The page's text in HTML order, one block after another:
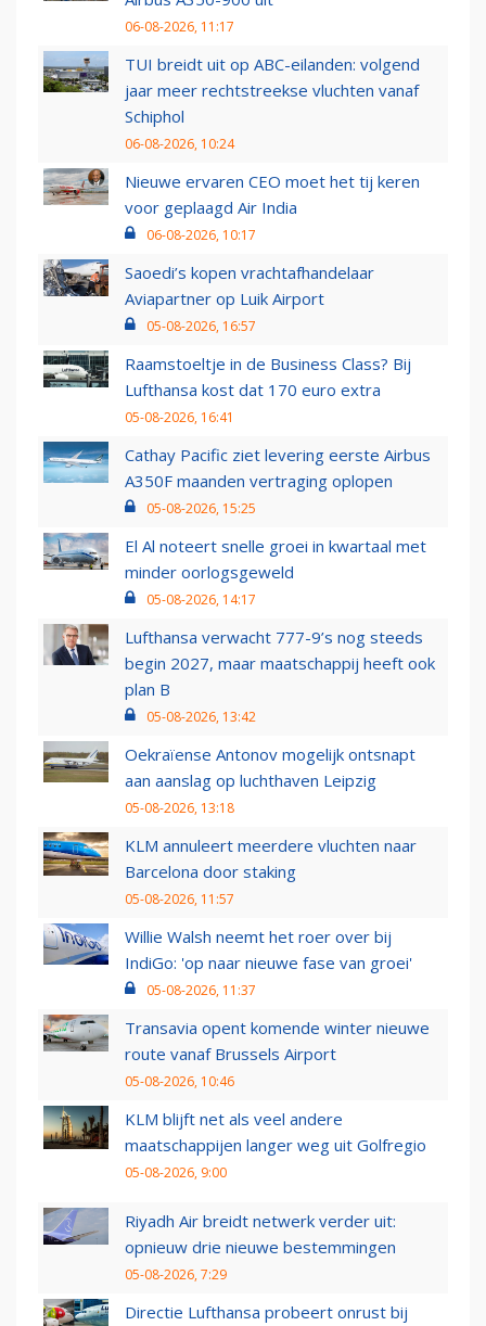
06-08-2026, 11:17
TUI breidt uit op ABC-eilanden: volgend
jaar meer rechtstreekse vluchten vanaf
Schiphol
06-08-2026, 10:24
Nieuwe ervaren CEO moet het tij keren
voor geplaagd Air India
06-08-2026, 10:17
Saoedi’s kopen vrachtafhandelaar
Aviapartner op Luik Airport
05-08-2026, 16:57
Raamstoeltje in de Business Class? Bij
Lufthansa kost dat 170 euro extra
05-08-2026, 16:41
Cathay Pacific ziet levering eerste Airbus
A350F maanden vertraging oplopen
05-08-2026, 15:25
El Al noteert snelle groei in kwartaal met
minder oorlogsgeweld
05-08-2026, 14:17
Lufthansa verwacht 777-9’s nog steeds
begin 2027, maar maatschappij heeft ook
plan B
05-08-2026, 13:42
Oekraïense Antonov mogelijk ontsnapt
aan aanslag op luchthaven Leipzig
05-08-2026, 13:18
KLM annuleert meerdere vluchten naar
Barcelona door staking
05-08-2026, 11:57
Willie Walsh neemt het roer over bij
IndiGo: 'op naar nieuwe fase van groei'
05-08-2026, 11:37
Transavia opent komende winter nieuwe
route vanaf Brussels Airport
05-08-2026, 10:46
KLM blijft net als veel andere
maatschappijen langer weg uit Golfregio
05-08-2026, 9:00
Riyadh Air breidt netwerk verder uit:
opnieuw drie nieuwe bestemmingen
05-08-2026, 7:29
Directie Lufthansa probeert onrust bij